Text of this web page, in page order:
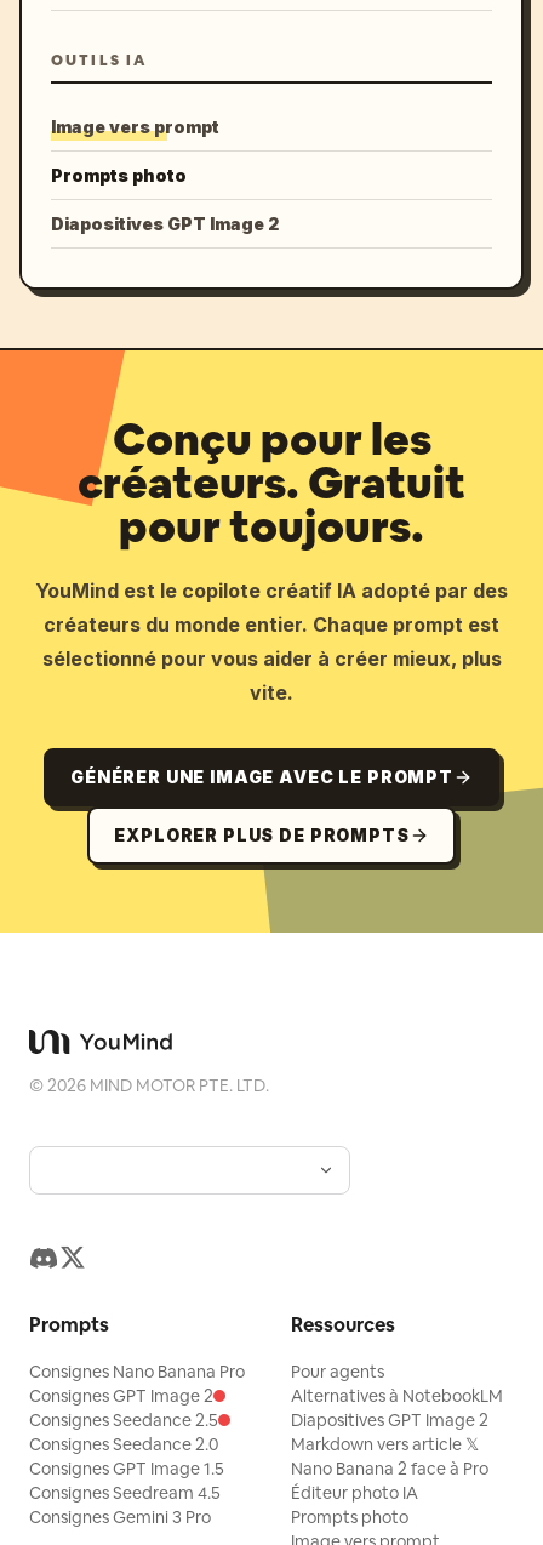
OUTILS IA
Image vers prompt
Prompts photo
Diapositives GPT Image 2
Conçu pour les
créateurs. Gratuit
pour toujours.
YouMind est le copilote créatif IA adopté par des
créateurs du monde entier. Chaque prompt est
sélectionné pour vous aider à créer mieux, plus
vite.
GÉNÉRER UNE IMAGE AVEC LE PROMPT
EXPLORER PLUS DE PROMPTS
©2026 MIND MOTOR PTE. LTD.
Prompts
Consignes Nano Banana Pro
Consignes GPT Image 2
Consignes Seedance 2.5
Consignes Seedance 2.0
Consignes GPT Image 1.5
Consignes Seedream 4.5
Consignes Gemini 3 Pro
Ressources
Pour agents
Alternatives à NotebookLM
Diapositives GPT Image 2
Markdown vers article 𝕏
Nano Banana 2 face à Pro
Éditeur photo IA
Prompts photo